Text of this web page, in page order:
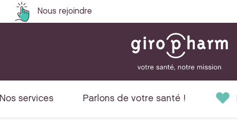
Nous rejoindre
Nos services Parlons de votre santé !